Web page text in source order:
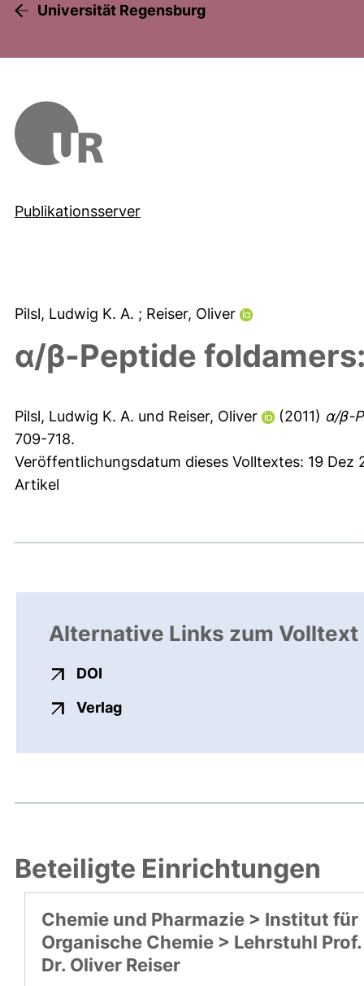
Universität Regensburg
Publikationsserver
Pilsl, Ludwig K. A. ; Reiser, Oliver
α/β-Peptide
Pilsl, Ludwig K. A. und Reiser, Oliver (2011) α/β-
709-718.
Veröffentlichungsdatum dieses Volltextes: 19 Dez
Artikel
Alternative Links zum Volltext
DOI
Verlagexterner Link, öffnet neues
Beteiligte Einrichtungen
Chemie und Pharmazie > Institut für
Organische Chemie > Lehrstuhl Prof.
Dr. Oliver Reiser